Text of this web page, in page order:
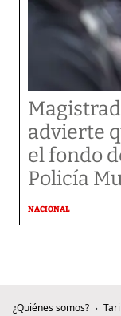
advierte
el fondo
Policía
NACIONAL
¿Quiénes somos?